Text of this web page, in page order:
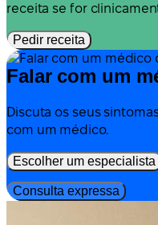
receita se for
Pedir receita
Falar com um
Discuta os seus
com um médico.
Escolher um especialista
Consulta expressa